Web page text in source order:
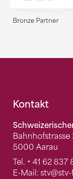
Bronze Partner
Kontakt
Bahnhofstrasse
5000 Aarau
Tel. + 41 62 837
E-Mail: stv